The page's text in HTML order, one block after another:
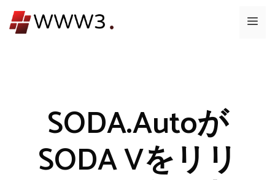
ン
メ
SODA.Autoが
SODA Vをリリ